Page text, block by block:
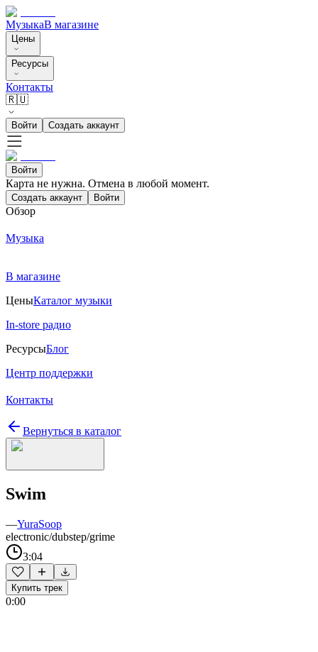
МузыкаВ магазине
Цены
Ресурсы
Контакты
🇷🇺
Войти Создать аккаунт
Войти
Карта не нужна. Отмена в любой момент.
Создать аккаунт Войти
Обзор
Музыка
В магазине
ЦеныКаталог музыки
In-store радио
РесурсыБлог
Центр поддержки
Контакты
Вернуться в каталог
Swim
—YuraSoop
electronic/dubstep/grime
3:04
Купить трек
0:00